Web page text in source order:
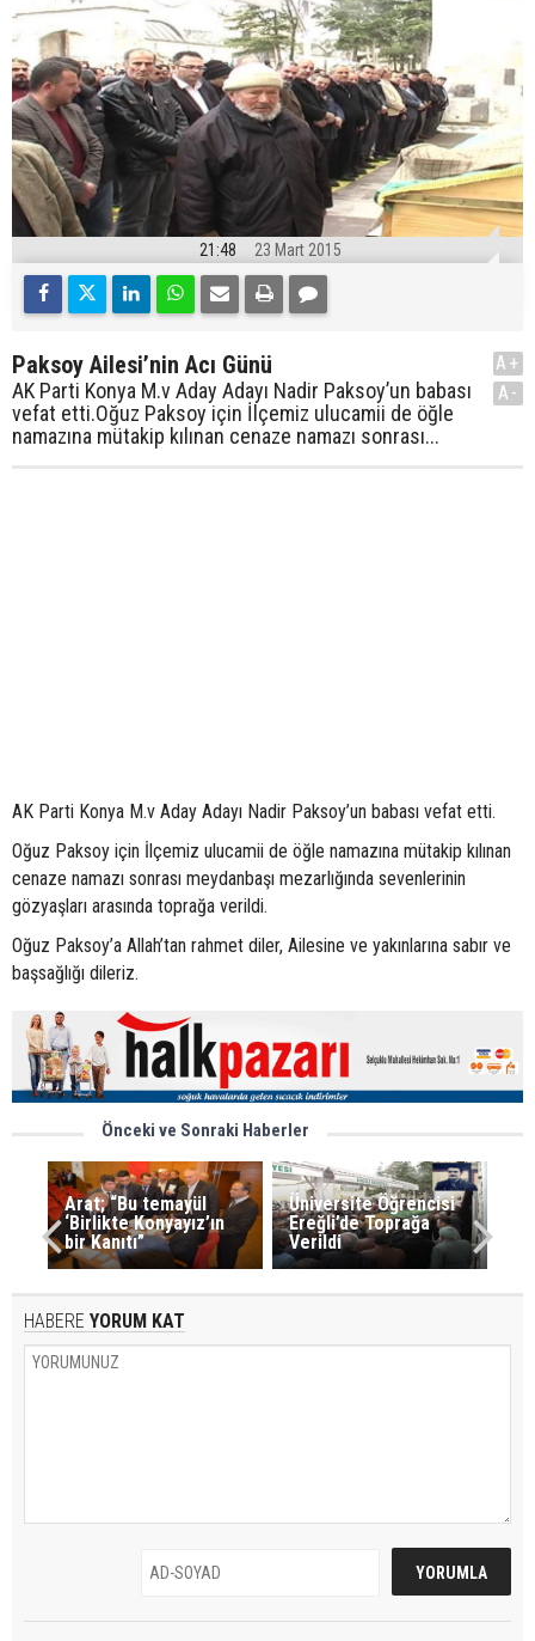
21:48 23 Mart 2015
Paksoy Ailesi’nin Acı Günü
AK Parti Konya M.v Aday Adayı Nadir Paksoy’un babası
vefat etti.Oğuz Paksoy için İlçemiz ulucamii de öğle
namazına mütakip kılınan cenaze namazı sonrası...
A+
A-
AK Parti Konya M.v Aday Adayı Nadir Paksoy’un babası vefat etti.
Oğuz Paksoy için İlçemiz ulucamii de öğle namazına mütakip kılınan
cenaze namazı sonrası meydanbaşı mezarlığında sevenlerinin
gözyaşları arasında toprağa verildi.
Oğuz Paksoy’a Allah’tan rahmet diler, Ailesine ve yakınlarına sabır ve
başsağlığı dileriz.
Önceki ve Sonraki Haberler
Arat; “Bu temayül
‘Birlikte Konyayız’ın
bir Kanıtı”
Üniversite Öğrencisi
Ereğli’de Toprağa
Verildi
HABERE YORUM KAT